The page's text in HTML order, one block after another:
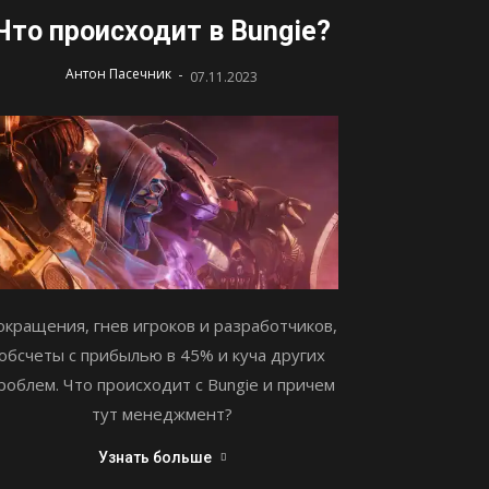
происходит в Bungie?
Антон Пасечник - 07.11.2023
гнев игроков и разработчиков,
с прибылью в 45% и куча других
Что происходит с Bungie и причем
тут менеджмент?
Узнать больше